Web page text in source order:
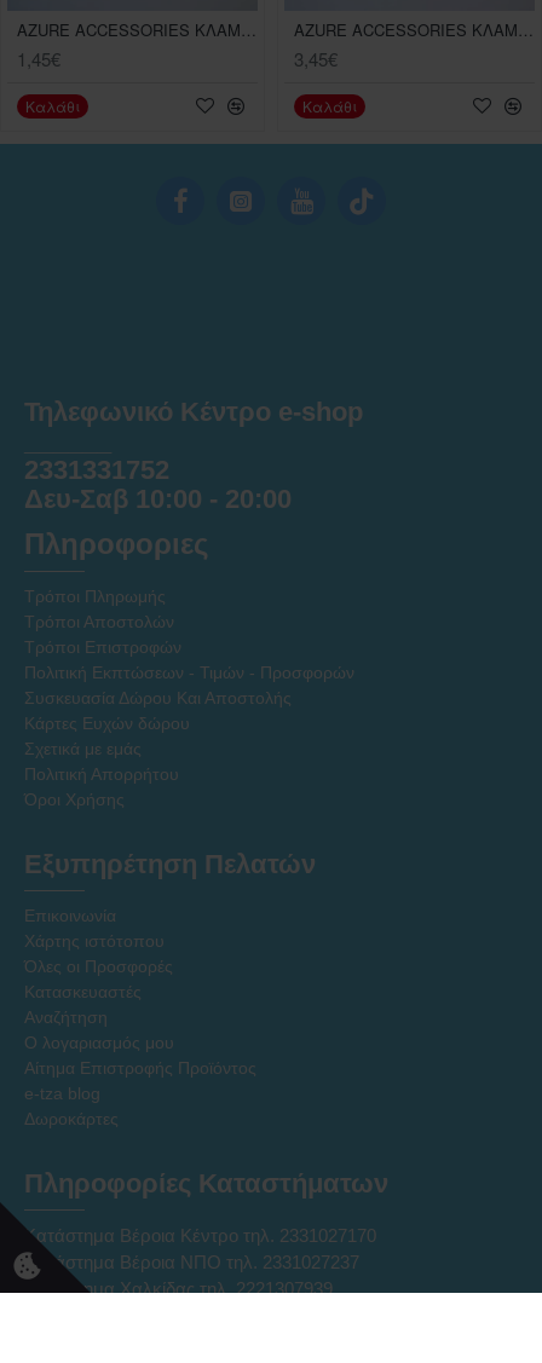
AZURE ACCESSORIES ΚΛΑΜΕΡ ΠΕΤΑΛΟΥΔΑ ΧΡΩΜΑ
1,45€
Καλάθι
AZURE ACCESSORIES ΚΛΑΜΕΡ ΣΤΡΑΣ
3,45€
Καλάθι
Τηλεφωνικό Κέντρο e-shop
2331331752
Δευ-Σαβ 10:00 - 20:00
Πληροφοριες
Τρόποι Πληρωμής
Τρόποι Αποστολών
Τρόποι Επιστροφών
Πολιτική Εκπτώσεων - Τιμών - Προσφορών
Συσκευασία Δώρου Και Αποστολής
Κάρτες Ευχών δώρου
Σχετικά με εμάς
Πολιτική Απορρήτου
Όροι Χρήσης
Εξυπηρέτηση Πελατών
Επικοινωνία
Χάρτης ιστότοπου
Όλες οι Προσφορές
Κατασκευαστές
Αναζήτηση
Ο λογαριασμός μου
Αίτημα Επιστροφής Προϊόντος
e-tza blog
Δωροκάρτες
Πληροφορίες Καταστήματων
Κατάστημα Βέροια Κέντρο τηλ. 2331027170
Κατάστημα Βέροια ΝΠΟ τηλ. 2331027237
Κατάστημα Χαλκίδας τηλ. 2221307939